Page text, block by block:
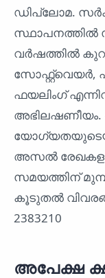
ഡിപ്ലോമ.
സ്ഥാപനത്തിൽ
വർഷത്തിൽ
ഫയലിംഗ്
അഭിലഷണീയം.
അസൽ രേഖകളും
സമയത്തിന്
കൂടുതൽ
2383210
അപേക്ഷ